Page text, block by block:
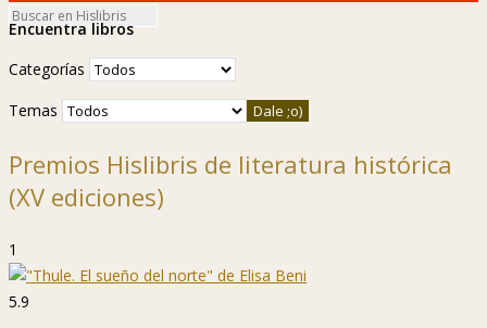
Encuentra libros
Categorías
Temas
Premios Hislibris de literatura histórica
(XV ediciones)
1
5.9